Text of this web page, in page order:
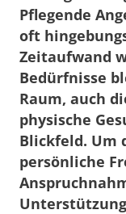
Pflegende
oft
Zeitaufwand
Bedürfnisse
Raum, auch
physische
Blickfeld. Um
persönliche